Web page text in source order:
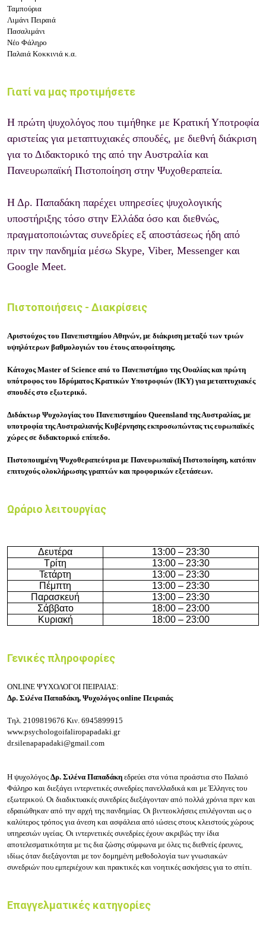
Ταμπούρια
Λιμάνι Πειραιά
Πασαλιμάνι
Νέο Φάληρο
Παλαιά Κοκκινιά κ.α.
Γιατί να μας προτιμήσετε
Η πρώτη ψυχολόγος που τιμήθηκε με Κρατική Υποτροφία
αριστείας για μεταπτυχιακές σπουδές, με διεθνή διάκριση
για το Διδακτορικό της από την Αυστραλία και
Πανευρωπαϊκή Πιστοποίηση στην Ψυχοθεραπεία.
Η Δρ. Παπαδάκη παρέχει υπηρεσίες ψυχολογικής
υποστήριξης τόσο στην Ελλάδα όσο και διεθνώς,
πραγματοποιώντας συνεδρίες εξ αποστάσεως ήδη από
πριν την πανδημία μέσω Skype, Viber, Messenger και
Google Meet.
Πιστοποιήσεις - Διακρίσεις
Αριστούχος του Πανεπιστημίου Αθηνών, με διάκριση μεταξύ των τριών
υψηλότερων βαθμολογιών του έτους αποφοίτησης.
Κάτοχος Master of Science από το Πανεπιστήμιο της Ουαλίας και πρώτη
υπότροφος του Ιδρύματος Κρατικών Υποτροφιών (ΙΚΥ) για μεταπτυχιακές
σπουδές στο εξωτερικό.
Διδάκτωρ Ψυχολογίας του Πανεπιστημίου Queensland της Αυστραλίας, με
υποτροφία της Αυστραλιανής Κυβέρνησης εκπροσωπώντας τις ευρωπαϊκές
χώρες σε διδακτορικό επίπεδο.
Πιστοποιημένη Ψυχοθεραπεύτρια με Πανευρωπαϊκή Πιστοποίηση, κατόπιν
επιτυχούς ολοκλήρωσης γραπτών και προφορικών εξετάσεων.
Ωράριο λειτουργίας
Δευτέρα
13:00 – 23:30
Τρίτη
13:00 – 23:30
Τετάρτη
13:00 – 23:30
Πέμπτη
13:00 – 23:30
Παρασκευή
13:00 – 23:30
Σάββατο
18:00 – 23:00
Κυριακή
18:00 – 23:00
Γενικές πληροφορίες
ONLINE ΨΥΧΟΛΟΓΟΙ ΠΕΙΡΑΙΑΣ:
Δρ. Σιλένα Παπαδάκη, Ψυχολόγος online Πειραιάς
Τηλ. 2109819676 Κιν. 6945899915
www.psychologoifaliropapadaki.gr
dr.silenapapadaki@gmail.com
Η ψυχολόγος Δρ. Σιλένα Παπαδάκη εδρεύει στα νότια προάστια στο Παλαιό
Φάληρο και διεξάγει ιντερνετικές συνεδρίες πανελλαδικά και με Έλληνες του
εξωτερικού. Οι διαδικτυακές συνεδρίες διεξάγονταν από πολλά χρόνια πριν και
εδραιώθηκαν από την αρχή της πανδημίας. Οι βιντεοκλήσεις επιλέγονται ως ο
καλύτερος τρόπος για άνεση και ασφάλεια από ιώσεις στους κλειστούς χώρους
υπηρεσιών υγείας. Οι ιντερνετικές συνεδρίες έχουν ακριβώς την ίδια
αποτελεσματικότητα με τις δια ζώσης σύμφωνα με όλες τις διεθνείς έρευνες,
ιδίως όταν διεξάγονται με τον δομημένη μεθοδολογία των γνωσιακών
συνεδριών που εμπεριέχουν και πρακτικές και νοητικές ασκήσεις για το σπίτι.
Επαγγελματικές κατηγορίες